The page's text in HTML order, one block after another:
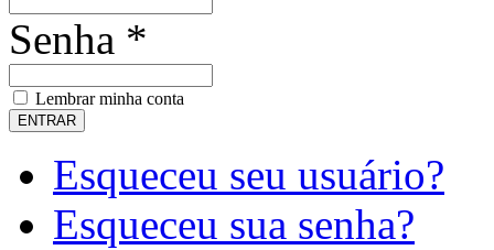
Senha *
Lembrar minha conta
Esqueceu seu usuário?
Esqueceu sua senha?